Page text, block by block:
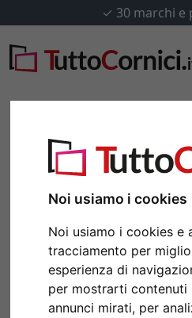
Noi usiamo i cookies
Noi usiamo i cookies e
tracciamento per
esperienza di
per mostrarti contenuti
annunci mirati, per
✓ 30 marchi
Indietro